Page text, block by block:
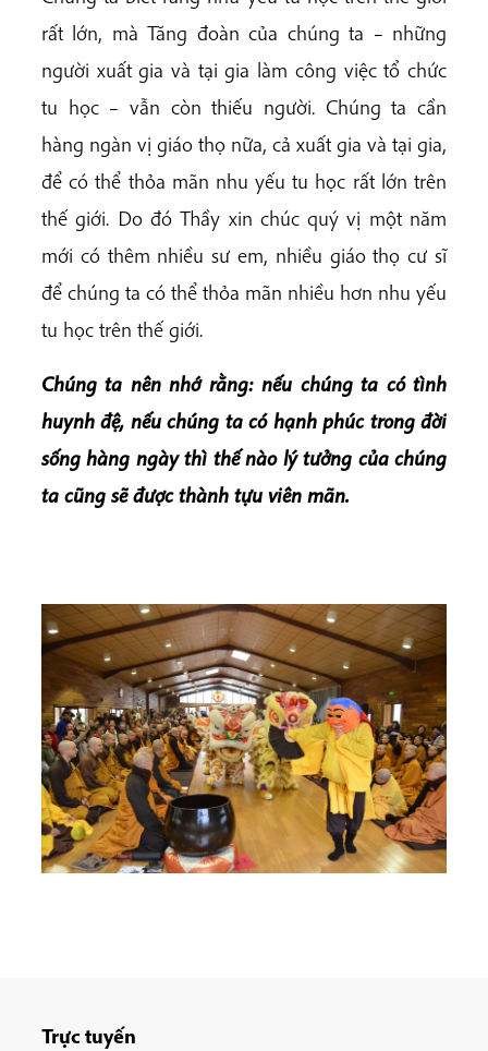
rất lớn, mà Tăng đoàn của chúng ta – những
người xuất gia và tại gia làm công việc tổ chức
tu học – vẫn còn thiếu người. Chúng ta cần
hàng ngàn vị giáo thọ nữa, cả xuất gia và tại gia,
để có thể thỏa mãn nhu yếu tu học rất lớn trên
thế giới. Do đó Thầy xin chúc quý vị một năm
mới có thêm nhiều sư em, nhiều giáo thọ cư sĩ
để chúng ta có thể thỏa mãn nhiều hơn nhu yếu
tu học trên thế giới.
Chúng ta nên nhớ rằng: nếu chúng ta có tình
huynh đệ, nếu chúng ta có hạnh phúc trong đời
sống hàng ngày thì thế nào lý tưởng của chúng
ta cũng sẽ được thành tựu viên mãn.
Trực tuyến